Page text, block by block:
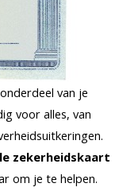
van je
voor alles, van
zekerheidskaart
om je te helpen.